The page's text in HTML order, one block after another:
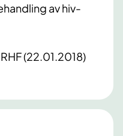
av hiv-
(22.01.2018)